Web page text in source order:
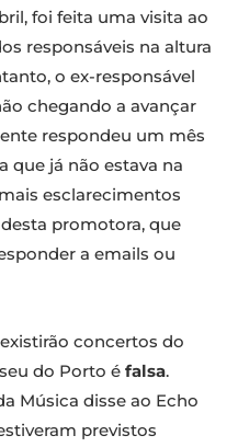
foi feita uma visita ao
responsáveis na altura
o ex-responsável
chegando a avançar
respondeu um mês
que já não estava na
esclarecimentos
promotora, que
a emails ou
concertos do
do Porto é falsa.
Música disse ao Echo
previstos